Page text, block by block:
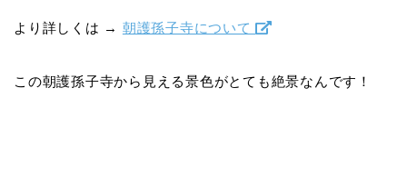
より詳しくは → 朝護孫子寺について
この朝護孫子寺から見える景色がとても絶景なんです！